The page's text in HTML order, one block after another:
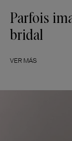
Parfois
bridal
VER MÁS